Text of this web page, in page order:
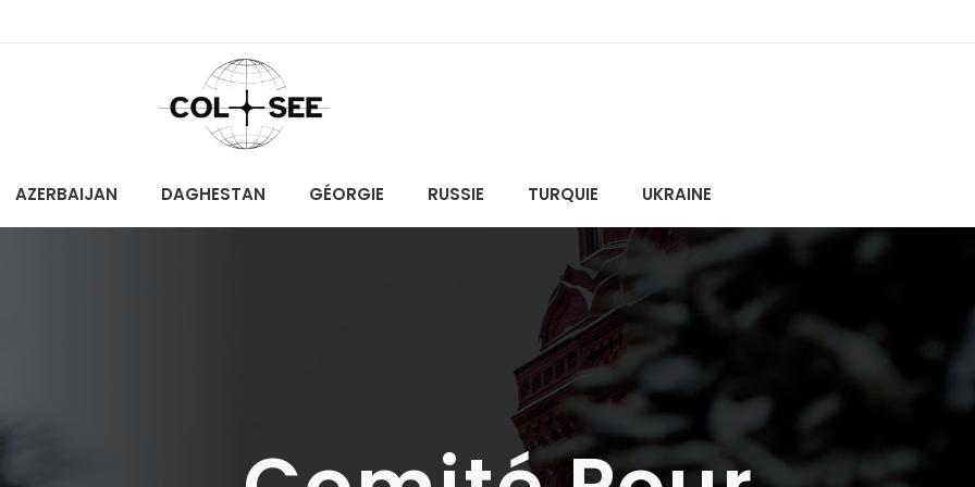
AZERBAIJAN DAGHESTAN GÉORGIE RUSSIE TURQUIE UKRAINE